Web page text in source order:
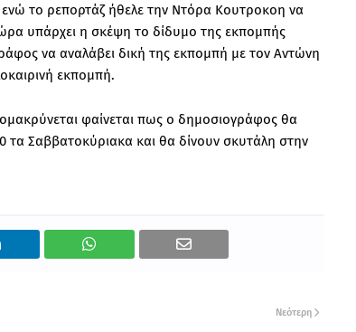
το ρεπορτάζ ήθελε την Ντόρα Κουτροκοη να
υπάρχει η σκέψη το δίδυμο της εκπομπής
να αναλάβει δική της εκπομπή με τον Αντώνη
εκπομπή.
φαίνεται πως ο δημοσιογράφος θα
τα Σαββατοκύριακα και θα δίνουν σκυτάλη στην
Νεότερη